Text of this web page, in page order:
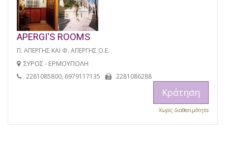
APERGI'S ROOMS
Π. ΑΠΕΡΓΗΣ ΚΑΙ Φ. ΑΠΕΡΓΗΣ Ο.Ε.
ΣΥΡΟΣ - ΕΡΜΟΥΠΟΛΗ
2281085800, 6979117135 2281086288
Κράτηση
Χωρίς διαθεσιμότητα